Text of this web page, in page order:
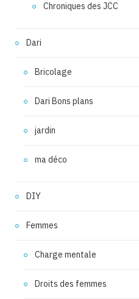
Chroniques des JCC
Dari
Bricolage
Dari Bons plans
jardin
ma déco
DIY
Femmes
Charge mentale
Droits des femmes